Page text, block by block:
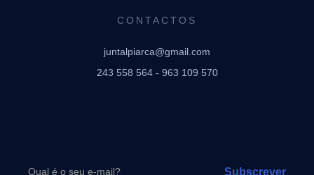
CONTACTOS
juntalpiarca@gmail.com
243 558 564 - 963 109 570